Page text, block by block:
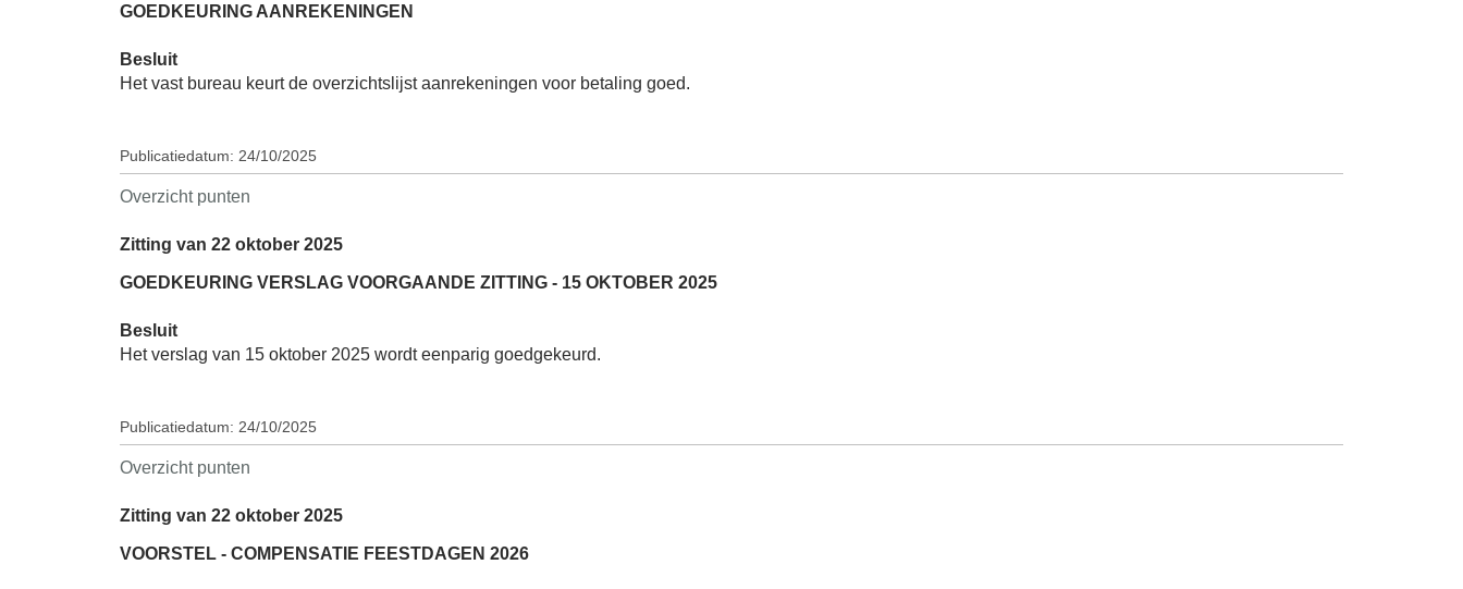
GOEDKEURING AANREKENINGEN
Besluit
Het vast bureau keurt de overzichtslijst aanrekeningen voor betaling goed.
Publicatiedatum: 24/10/2025
Overzicht punten
Zitting van 22 oktober 2025
GOEDKEURING VERSLAG VOORGAANDE ZITTING - 15 OKTOBER 2025
Besluit
Het verslag van 15 oktober 2025 wordt eenparig goedgekeurd.
Publicatiedatum: 24/10/2025
Overzicht punten
Zitting van 22 oktober 2025
VOORSTEL - COMPENSATIE FEESTDAGEN 2026